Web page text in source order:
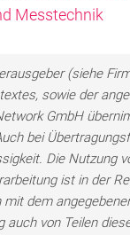
Messtechnik
(siehe
sowie der
GmbH
bei
Die Nutzung
ist in der
dem
von Teilen